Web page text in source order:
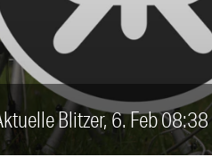
Blitzer, 6. Feb 08:38